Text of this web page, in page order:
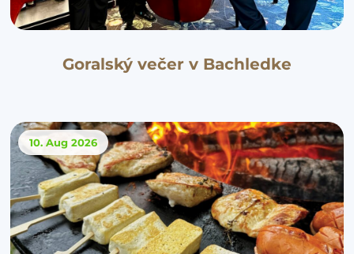
Goralský večer v Bachledke
10. Aug 2026